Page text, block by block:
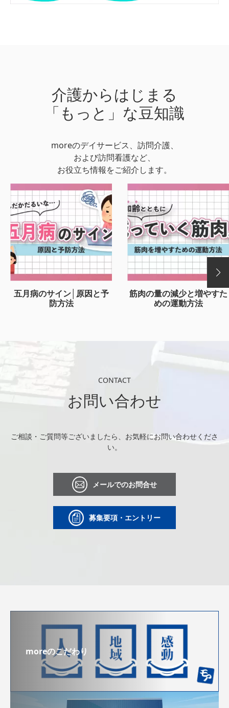
介護からはじまる
「もっと」な豆知識
moreのデイサービス、訪問介護、
および訪問看護など、
お役立ち情報をご紹介します。
五月病のサイン│原因と予
防方法
筋肉の量の減少と増やすた
めの運動方法
CONTACT
お問い合わせ
ご相談・ご質問等ございましたら、お気軽にお問い合わせくださ
い。
メールでのお問合せ
募集要項・エントリー
moreのこだわり